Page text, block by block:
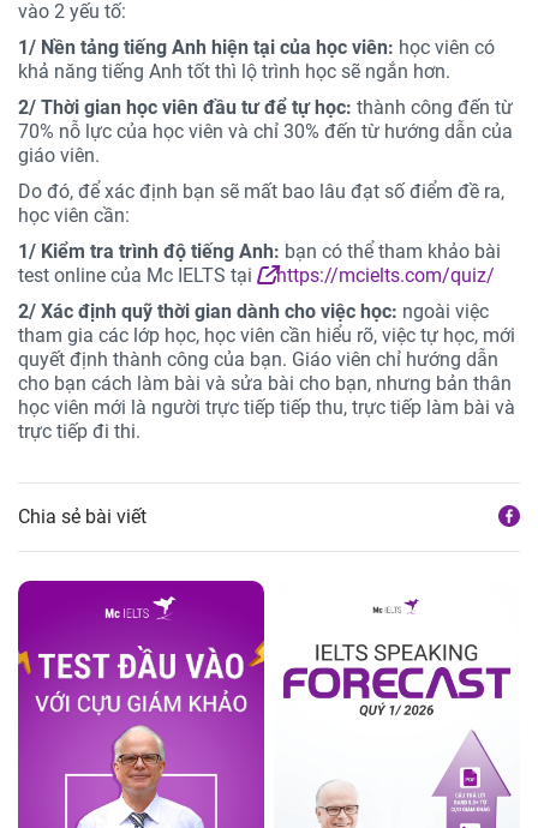
vào 2 yếu tố:
1/ Nền tảng tiếng Anh hiện tại của học viên: học viên có
khả năng tiếng Anh tốt thì lộ trình học sẽ ngắn hơn.
2/ Thời gian học viên đầu tư để tự học: thành công đến từ
70% nỗ lực của học viên và chỉ 30% đến từ hướng dẫn của
giáo viên.
Do đó, để xác định bạn sẽ mất bao lâu đạt số điểm đề ra,
học viên cần:
1/ Kiểm tra trình độ tiếng Anh: bạn có thể tham khảo bài
test online của Mc IELTS tại
https://mcielts.com/quiz/
2/ Xác định quỹ thời gian dành cho việc học: ngoài việc
tham gia các lớp học, học viên cần hiểu rõ, việc tự học, mới
quyết định thành công của bạn. Giáo viên chỉ hướng dẫn
cho bạn cách làm bài và sửa bài cho bạn, nhưng bản thân
học viên mới là người trực tiếp tiếp thu, trực tiếp làm bài và
trực tiếp đi thi.
Chia sẻ bài viết